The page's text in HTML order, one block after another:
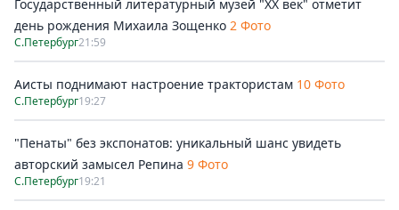
Государственный литературный музей "ХХ век" отметит
день рождения Михаила Зощенко 2 Фото
С.Петербург21:59
Аисты поднимают настроение трактористам 10 Фото
С.Петербург19:27
"Пенаты" без экспонатов: уникальный шанс увидеть
авторский замысел Репина 9 Фото
С.Петербург19:21